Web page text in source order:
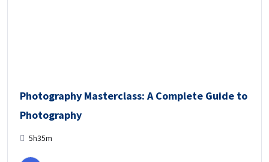
Photography Masterclass: A Complete Guide to
Photography
5h35m